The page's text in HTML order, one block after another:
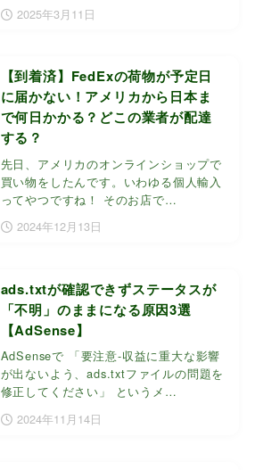
2025年3月11日
【到着済】FedExの荷物が予定日
に届かない！アメリカから日本ま
で何日かかる？どこの業者が配達
する？
先日、アメリカのオンラインショップで
買い物をしたんです。いわゆる個人輸入
ってやつですね！ そのお店で…
2024年12月13日
ads.txtが確認できずステータスが
「不明」のままになる原因3選
【AdSense】
AdSenseで 「要注意-収益に重大な影響
が出ないよう、ads.txtファイルの問題を
修正してください」 というメ…
2024年11月14日